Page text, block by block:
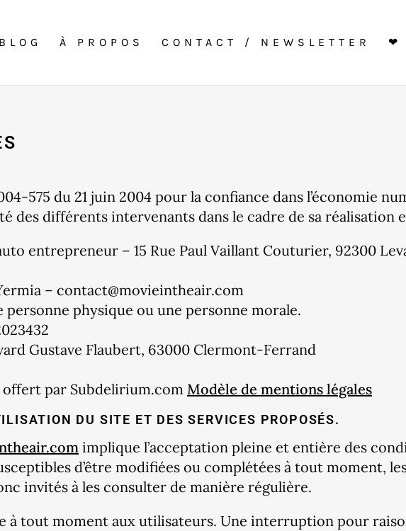
BLOG À PROPOS CONTACT / NEWSLETTER ❤
575 du 21 juin 2004 pour la confiance dans l’économie
des différents intervenants dans le cadre de sa réalisation
entrepreneur – 15 Rue Paul Vaillant Couturier, 92300
– contact@movieintheair.com
physique ou une personne morale.
Gustave Flaubert, 63000 Clermont-Ferrand
offert par Subdelirium.com Modèle de mentions légales
DU SITE ET DES SERVICES PROPOSÉS.
implique l’acceptation pleine et entière des
d’être modifiées ou complétées à tout moment,
invités à les consulter de manière régulière.
à tout moment aux utilisateurs. Une interruption pour